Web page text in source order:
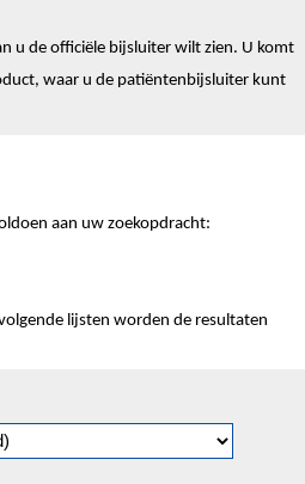
u de officiële bijsluiter wilt zien. U komt
waar u de patiëntenbijsluiter kunt
aan uw zoekopdracht:
lijsten worden de resultaten